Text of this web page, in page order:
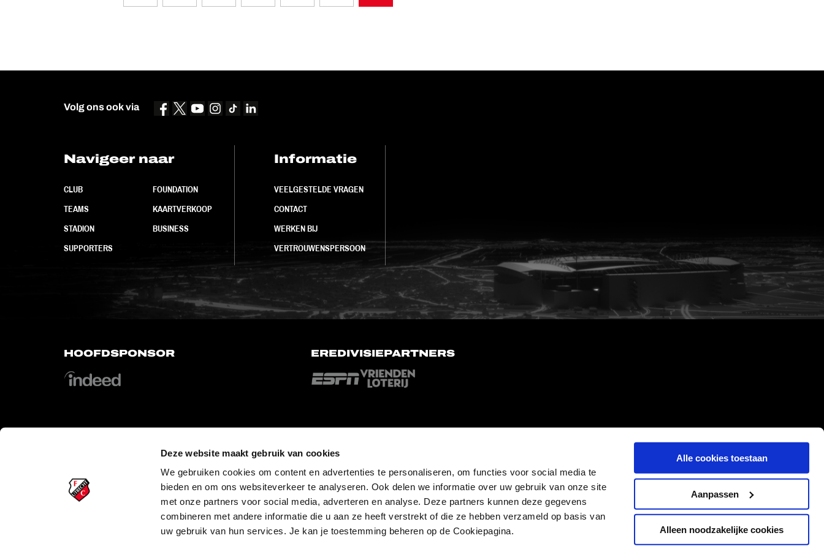
Deze website maakt gebruik van cookies
We gebruiken cookies om content en advertenties te personaliseren, om functies voor social media te
bieden en om ons websiteverkeer te analyseren. Ook delen we informatie over uw gebruik van onze site
met onze partners voor social media, adverteren en analyse. Deze partners kunnen deze gegevens
combineren met andere informatie die u aan ze heeft verstrekt of die ze hebben verzameld op basis van
uw gebruik van hun services. Je kan je toestemming beheren op de Cookiepagina.
Alle cookies toestaan
Aanpassen
Alleen noodzakelijke cookies
Volg ons ook via
Navigeer naar
CLUB
TEAMS
STADION
SUPPORTERS
FOUNDATION
KAARTVERKOOP
BUSINESS
Informatie
VEELGESTELDE VRAGEN
CONTACT
WERKEN BIJ
VERTROUWENSPERSOON
HOOFDSPONSOR EREDIVISIEPARTNERS
OFFICIAL PARTNERS